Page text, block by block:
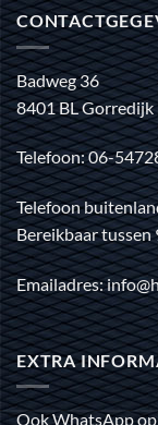
Badweg 36
8401 BL Gorredijk
Telefoon: 06-
Telefoon
Bereikbaar tussen
Emailadres:
EXTRA
Ook WhatsApp